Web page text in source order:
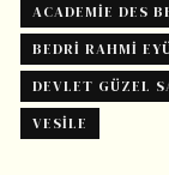
ACADEMIE DES
BEDRI RAHMI
DEVLET GÜZEL
VESILE